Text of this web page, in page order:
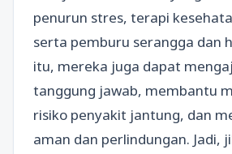
penurun stres, terapi
serta pemburu serangga dan
itu, mereka juga dapat
tanggung jawab, membantu
risiko penyakit jantung, dan
aman dan perlindungan. Jadi,